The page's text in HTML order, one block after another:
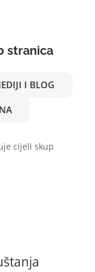
stranica
I BLOG
cijeli skup